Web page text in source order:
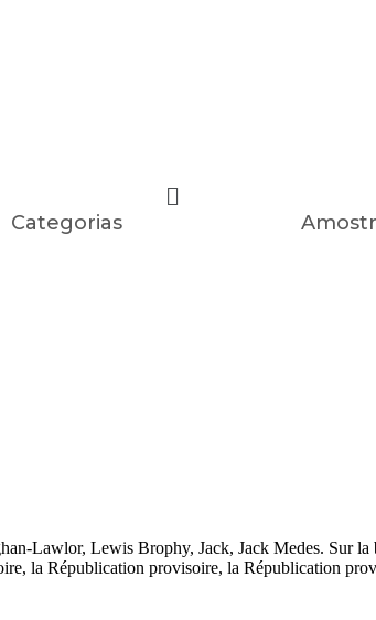
Categorias
Lawlor, Lewis Brophy, Jack, Jack Medes. Sur
la Républication provisoire, la Républication